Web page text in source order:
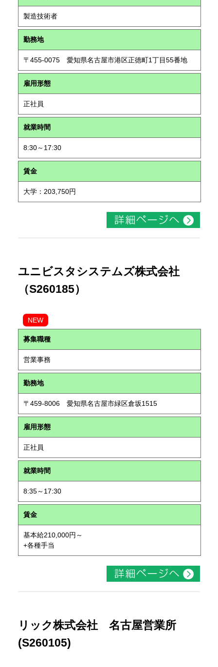
製造技術者
勤務地
〒455-0075 愛知県名古屋市港区正徳町1丁目55番地
雇用形態
正社員
就業時間
8:30～17:30
賃金
大学：203,750円
ユニビスタシステムズ株式会社
（S260185）
NEW
募集職種
営業事務
勤務地
〒459-8006 愛知県名古屋市緑区倉坂1515
雇用形態
正社員
就業時間
8:35～17:30
賃金
基本給210,000円～
+各種手当
リック株式会社 名古屋営業所
(S260105)